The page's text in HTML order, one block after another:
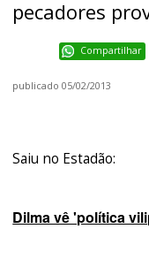
pecadores
Compartilhar
publicado 05/02/2013
Saiu no Estadão:
Dilma vê 'política